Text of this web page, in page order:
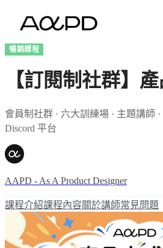
暢銷課程
【訂閱制社群】
會員制社群 · 六大訓練場 · 主題講師
Discord 平台
AAPD - As A Product Designer
課程介紹課程內容關於講師常見問題